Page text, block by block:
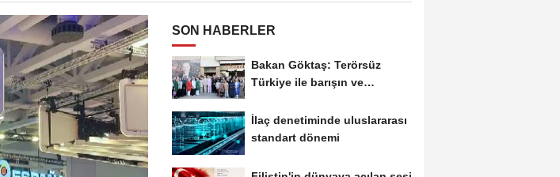
SON HABERLER
Bakan Göktaş: Terörsüz
Türkiye ile barışın ve
İlaç denetiminde uluslararası
standart dönemi